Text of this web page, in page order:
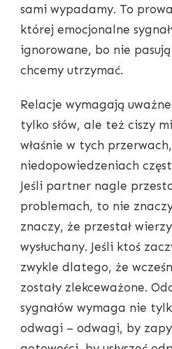
sami wypadamy. To
której emocjonalne
ignorowane, bo nie
chcemy utrzymać.
Relacje wymagają
tylko słów, ale też ciszy
właśnie w tych
niedopowiedzeniach
Jeśli partner nagle
problemach, to nie
znaczy, że przestał
wysłuchany. Jeśli ktoś
zwykle dlatego, że
zostały zlekceważone.
sygnałów wymaga nie
odwagi – odwagi, by